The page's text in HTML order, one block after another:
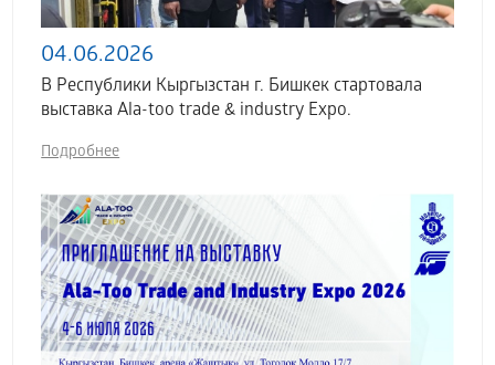
04.06.2026
В Республики Кыргызстан г. Бишкек стартовала
выставка Аla-too trade & industry Expo.
Подробнее